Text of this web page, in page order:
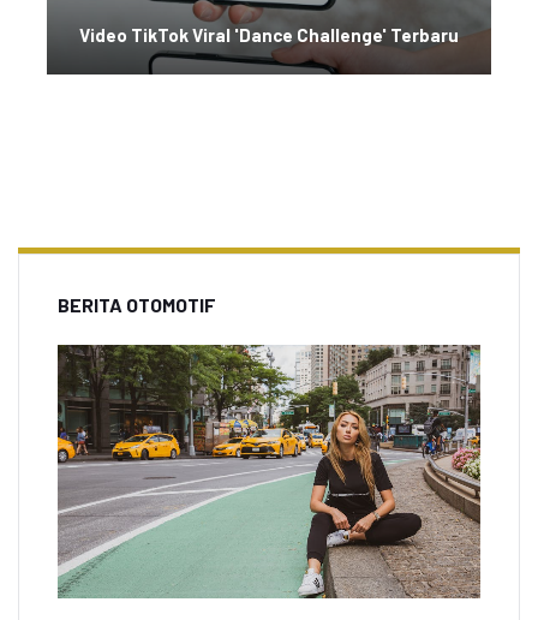
Video TikTok Viral 'Dance Challenge' Terbaru
BERITA OTOMOTIF